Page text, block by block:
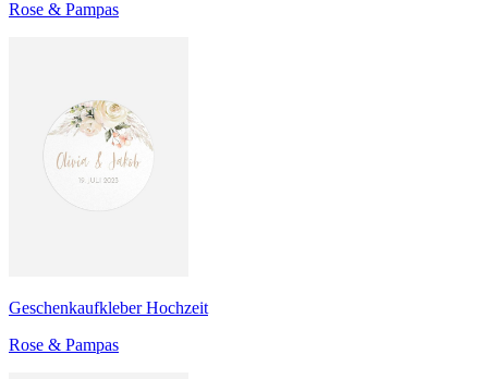
Rose & Pampas
Geschenkaufkleber Hochzeit
Rose & Pampas